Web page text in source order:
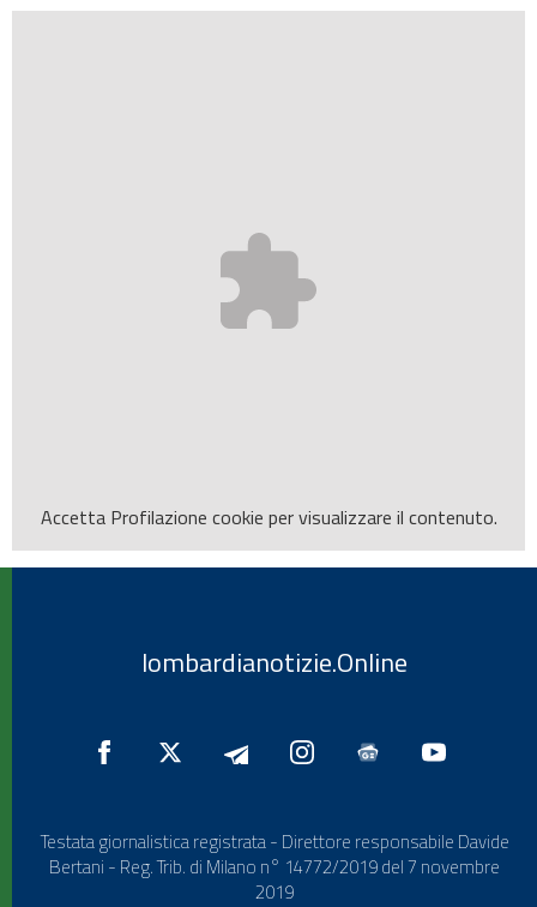
Accetta Profilazione cookie per visualizzare il contenuto.
lombardianotizie.Online
Testata giornalistica registrata - Direttore responsabile Davide
Bertani - Reg. Trib. di Milano n° 14772/2019 del 7 novembre
2019